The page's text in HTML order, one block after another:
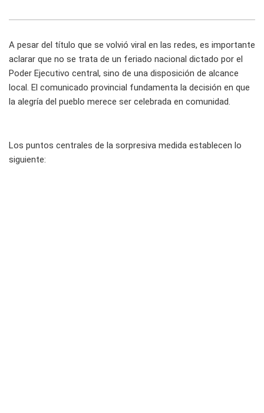
A pesar del título que se volvió viral en las redes, es importante
aclarar que no se trata de un feriado nacional dictado por el
Poder Ejecutivo central, sino de una disposición de alcance
local. El comunicado provincial fundamenta la decisión en que
la alegría del pueblo merece ser celebrada en comunidad.
Los puntos centrales de la sorpresiva medida establecen lo
siguiente: